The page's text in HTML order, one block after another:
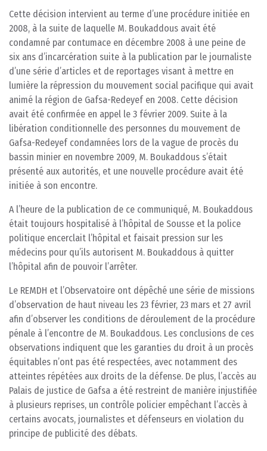
Cette décision intervient au terme d’une procédure initiée en
2008, à la suite de laquelle M. Boukaddous avait été
condamné par contumace en décembre 2008 à une peine de
six ans d’incarcération suite à la publication par le journaliste
d’une série d’articles et de reportages visant à mettre en
lumière la répression du mouvement social pacifique qui avait
animé la région de Gafsa-Redeyef en 2008. Cette décision
avait été confirmée en appel le 3 février 2009. Suite à la
libération conditionnelle des personnes du mouvement de
Gafsa-Redeyef condamnées lors de la vague de procès du
bassin minier en novembre 2009, M. Boukaddous s’était
présenté aux autorités, et une nouvelle procédure avait été
initiée à son encontre.
A l’heure de la publication de ce communiqué, M. Boukaddous
était toujours hospitalisé à l’hôpital de Sousse et la police
politique encerclait l’hôpital et faisait pression sur les
médecins pour qu’ils autorisent M. Boukaddous à quitter
l’hôpital afin de pouvoir l’arrêter.
Le REMDH et l’Observatoire ont dépêché une série de missions
d’observation de haut niveau les 23 février, 23 mars et 27 avril
afin d’observer les conditions de déroulement de la procédure
pénale à l’encontre de M. Boukaddous. Les conclusions de ces
observations indiquent que les garanties du droit à un procès
équitables n’ont pas été respectées, avec notamment des
atteintes répétées aux droits de la défense. De plus, l’accès au
Palais de justice de Gafsa a été restreint de manière injustifiée
à plusieurs reprises, un contrôle policier empêchant l’accès à
certains avocats, journalistes et défenseurs en violation du
principe de publicité des débats.